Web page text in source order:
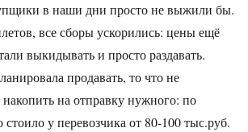
в наши дни просто не выжили бы.
все сборы ускорились: цены ещё
выкидывать и просто раздавать.
продавать, то что не
на отправку нужного: по
у перевозчика от 80-100 тыс.руб.